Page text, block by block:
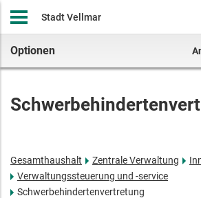
Stadt Vellmar
Optionen
Gesamthaushalt Zentrale Verwaltung
Verwaltungssteuerung und -service
Schwerbehindertenvertretung